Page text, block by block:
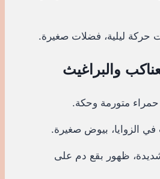
حركة ليلية، فضلات صغيرة.
متورمة وحكة.
الزوايا، بيوض صغيرة.
ظهور بقع دم على